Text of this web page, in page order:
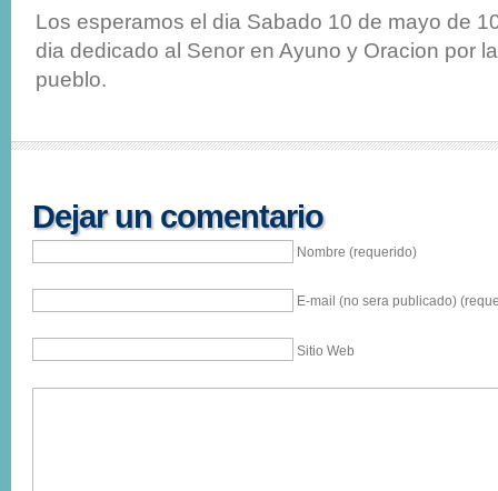
Los esperamos el dia Sabado 10 de mayo de
dia dedicado al Senor en Ayuno y Oracion por
pueblo.
Dejar un comentario
Nombre (requerido)
E-mail (no sera publicado)
Sitio Web